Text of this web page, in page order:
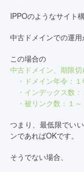
IPPOのようなサイト
中古ドメインでの運用
この場合の
中古ドメイン、期限切
・ドメイン年令：１
・インデックス数
・被リンク数：１～
つまり、最低限でい
ンであればOKです。
そうでない場合、